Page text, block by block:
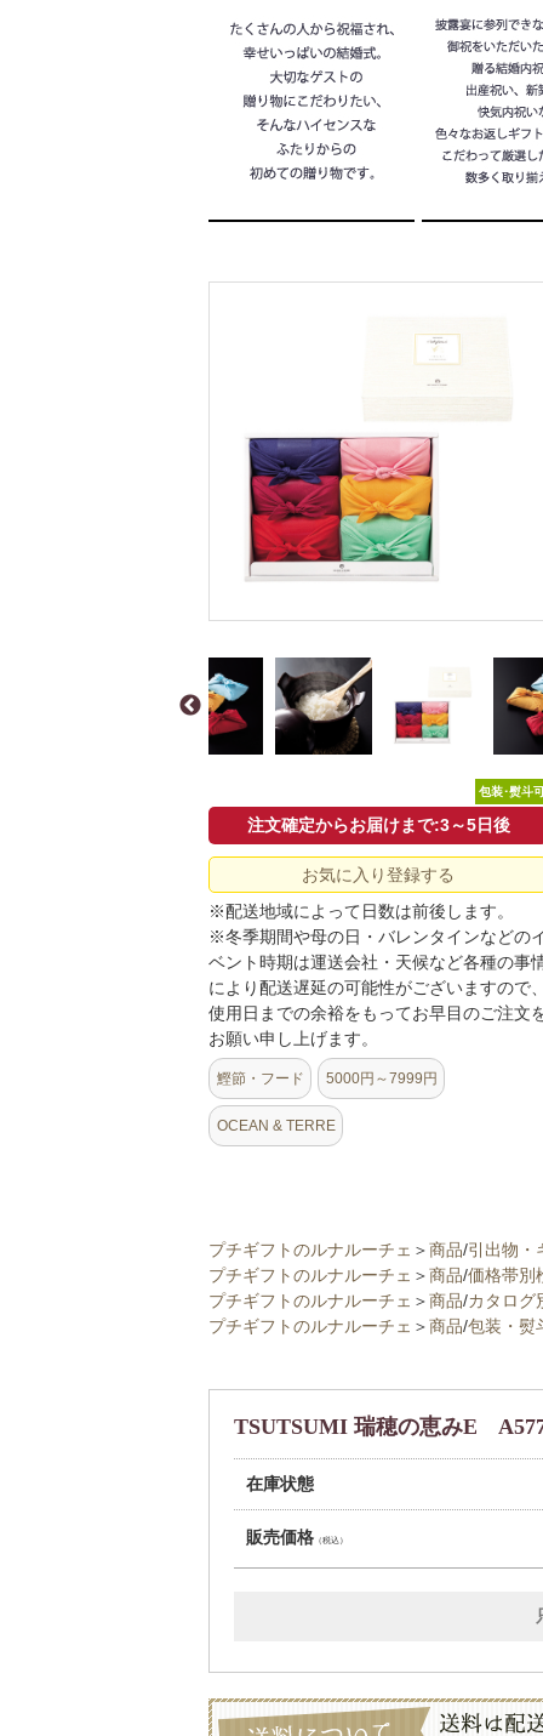
包装･熨斗
注文確定からお届けまで:3～5日後
お気に入り登録する
※配送地域によって日数は前後します。
※冬季期間や母の日・バレンタインなどの
ベント時期は運送会社・天候など各種の事
により配送遅延の可能性がございますので
使用日までの余裕をもってお早目のご注文
お願い申し上げます。
鰹節・フード 5000円～7999円
OCEAN & TERRE
プチギフトのルナルーチェ ＞商品/引出物・
プチギフトのルナルーチェ ＞商品/価格帯別
プチギフトのルナルーチェ ＞商品/カタログ
プチギフトのルナルーチェ ＞商品/包装・熨
TSUTSUMI 瑞穂の恵みE
在庫状態
販売価格（税込）